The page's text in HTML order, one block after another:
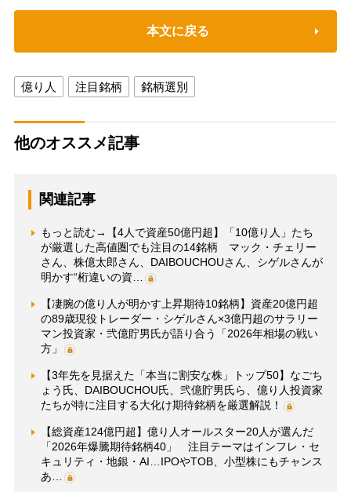
本文に戻る
億り人 注目銘柄 銘柄選別
他のオススメ記事
関連記事
もっと読む→【4人で資産50億円超】「10億り人」たち
が厳選した高値圏でも注目の14銘柄 マック・チェリー
さん、株億太郎さん、DAIBOUCHOUさん、シゲルさんが
明かす“桁違いの資…
【凄腕の億り人が明かす上昇期待10銘柄】資産20億円超
の89歳現役トレーダー・シゲルさん×3億円超のサラリー
マン投資家・弐億貯男氏が語り合う「2026年相場の戦い
方」
【3年先を見据えた「本当に割安な株」トップ50】なごち
ょう氏、DAIBOUCHOU氏、弐億貯男氏ら、億り人投資家
たちが特に注目する大化け期待銘柄を厳選解説！
【総資産124億円超】億り人オールスター20人が選んだ
「2026年爆騰期待銘柄40」 注目テーマはインフレ・セ
キュリティ・地銀・AI…IPOやTOB、小型株にもチャンス
あ…